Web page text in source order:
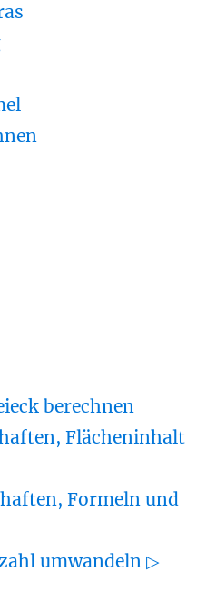
berechnen
Flächeninhalt
Formeln und
umwandeln ▷